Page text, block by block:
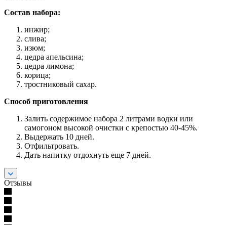
Состав набора:
инжир;
слива;
изюм;
цедра апельсина;
цедра лимона;
корица;
тростниковый сахар.
Способ приготовления
Залить содержимое набора 2 литрами водки или
самогоном высокой очистки с крепостью 40-45%.
Выдержать 10 дней.
Отфильтровать.
Дать напитку отдохнуть еще 7 дней.
Отзывы